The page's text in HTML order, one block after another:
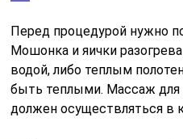
Перед процедурой нужно
Мошонка и яички
водой, либо теплым
быть теплыми. Массаж
должен осуществляться в